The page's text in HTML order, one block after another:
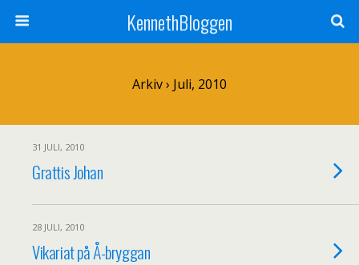
KennethBloggen
Arkiv › Juli, 2010
31 JULI, 2010
Grattis Johan
28 JULI, 2010
Vikariat på Å-bryggan